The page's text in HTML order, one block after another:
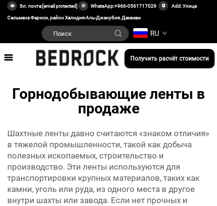
Эл. почта:[email protected] WhatsApp:+966-0561717029 Add: Улица
Сальмана Фариси, район Халидия-Аль-Джанубия, Даммам
RU
Получить расчёт стоимости
Горнодобывающие ленты в
продаже
Шахтные ленты давно считаются «знаком отличия»
в тяжелой промышленности, такой как добыча
полезных ископаемых, строительство и
производство. Эти ленты используются для
транспортировки крупных материалов, таких как
камни, уголь или руда, из одного места в другое
внутри шахты или завода. Если нет прочных и